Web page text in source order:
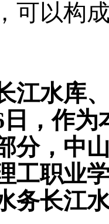
可以构
江水库
日，作
分，中
工职业
务长江